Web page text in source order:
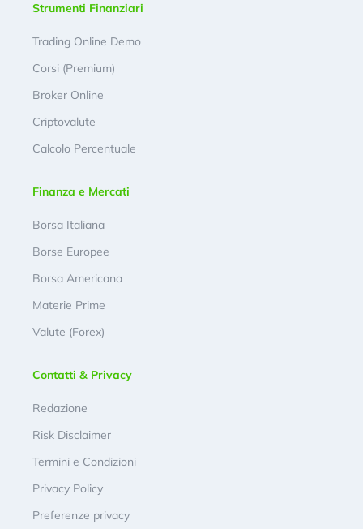
Strumenti Finanziari
Trading Online Demo
Corsi (Premium)
Broker Online
Criptovalute
Calcolo Percentuale
Finanza e Mercati
Borsa Italiana
Borse Europee
Borsa Americana
Materie Prime
Valute (Forex)
Contatti & Privacy
Redazione
Risk Disclaimer
Termini e Condizioni
Privacy Policy
Preferenze privacy